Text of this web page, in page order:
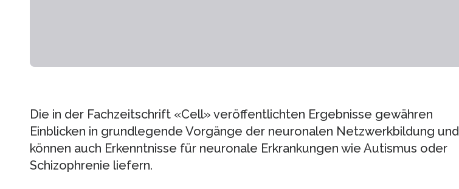
Die in der Fachzeitschrift «Cell» veröffentlichten Ergebnisse gewähren
Einblicken in grundlegende Vorgänge der neuronalen Netzwerkbildung und
können auch Erkenntnisse für neuronale Erkrankungen wie Autismus oder
Schizophrenie liefern.